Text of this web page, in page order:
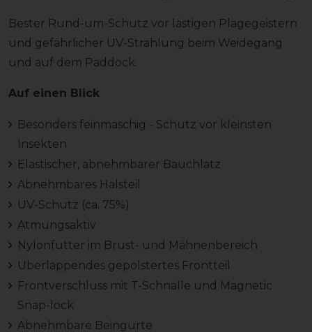
Bester Rund-um-Schutz vor lästigen Plagegeistern
und gefährlicher UV-Strahlung beim Weidegang
und auf dem Paddock.
Auf einen Blick
Besonders feinmaschig - Schutz vor kleinsten
Insekten
Elastischer, abnehmbarer Bauchlatz
Abnehmbares Halsteil
UV-Schutz (ca. 75%)
Atmungsaktiv
Nylonfutter im Brust- und Mähnenbereich
Überlappendes gepolstertes Frontteil
Frontverschluss mit T-Schnalle und Magnetic
Snap-lock
Abnehmbare Beingurte